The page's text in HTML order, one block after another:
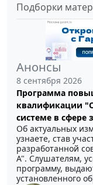
Подборки
Анонсы
8 сентября 2026
Программа
квалификации
системе в сфере
Об актуальных
узнаете, став
разработанной
А". Слушателям,
программу,
установленного